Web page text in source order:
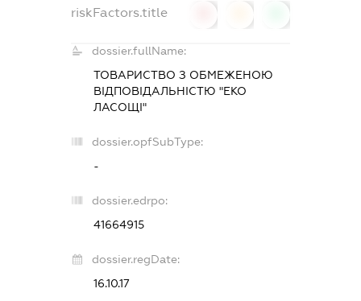
riskFactors.title
dossier.fullName:
ТОВАРИСТВО З ОБМЕЖЕНОЮ
ВІДПОВІДАЛЬНІСТЮ "ЕКО
ЛАСОЩІ"
dossier.opfSubType:
-
dossier.edrpo:
41664915
dossier.regDate:
16.10.17